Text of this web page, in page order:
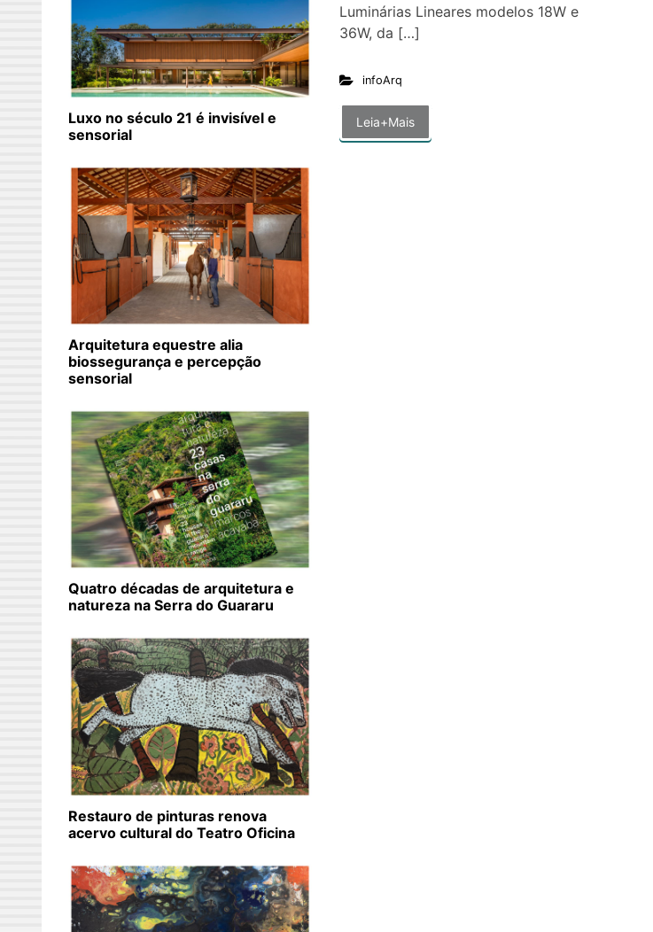
Luminárias Lineares modelos 18W e
36W, da […]
infoArq
Leia+Mais
Luxo no século 21 é invisível e
sensorial
Arquitetura equestre alia
biossegurança e percepção
sensorial
Quatro décadas de arquitetura e
natureza na Serra do Guararu
Restauro de pinturas renova
acervo cultural do Teatro Oficina